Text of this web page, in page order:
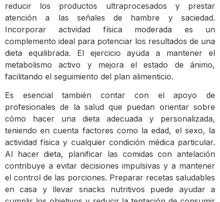
reducir los productos ultraprocesados y prestar
atención a las señales de hambre y saciedad.
Incorporar actividad física moderada es un
complemento ideal para potenciar los resultados de una
dieta equilibrada. El ejercicio ayuda a mantener el
metabolismo activo y mejora el estado de ánimo,
facilitando el seguimiento del plan alimenticio.
Es esencial también contar con el apoyo de
profesionales de la salud que puedan orientar sobre
cómo hacer una dieta adecuada y personalizada,
teniendo en cuenta factores como la edad, el sexo, la
actividad física y cualquier condición médica particular.
Al hacer dieta, planificar las comidas con antelación
contribuye a evitar decisiones impulsivas y a mantener
el control de las porciones. Preparar recetas saludables
en casa y llevar snacks nutritivos puede ayudar a